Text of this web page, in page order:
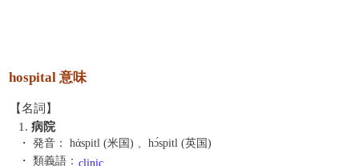
hospital 意味
【名詞】
1. 病院
・ 発音：
hάspitl (米国) 、hɔ́spitl (英国)
・ 類義語： clinic